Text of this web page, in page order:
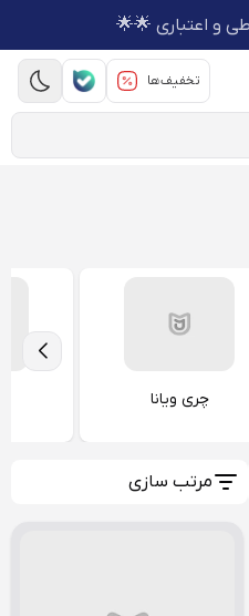
و اعتباری 🌟🌟
تخفیف‌ها
چری ویانا
مرتب سازی